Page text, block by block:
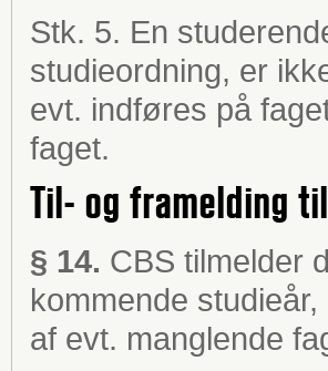
Stk. 5. En
studieordning, er
evt. indføres på
faget.
Til- og framelding
§ 14. CBS tilmelder
kommende
af evt. manglende